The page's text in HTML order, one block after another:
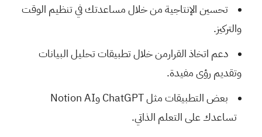
تحسين الإنتاجية من خلال مساعدتك في تنظيم الوقت
والتركيز.
دعم اتخاذ القرارمن خلال تطبيقات تحليل البيانات
وتقديم رؤى مفيدة.
بعض التطبيقات مثلChatGPTوNotion AI
تساعدك على التعلم الذاتي.